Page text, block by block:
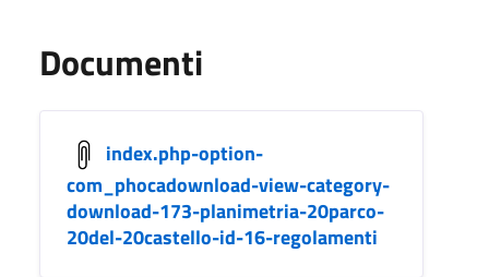
Documenti
index.php-option-
com_phocadownload-view-category-
download-173-planimetria-20parco-
20del-20castello-id-16-regolamenti